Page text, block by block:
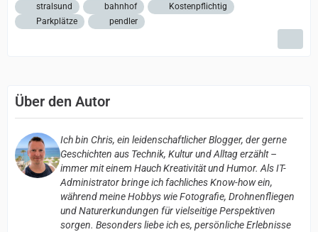
stralsund bahnhof
Kostenpflichtig
Parkplätze
pendler
Über den Autor
Ich bin Chris, ein leidenschaftlicher Blogger, der gerne
Geschichten aus Technik, Kultur und Alltag erzählt –
immer mit einem Hauch Kreativität und Humor. Als IT-
Administrator bringe ich fachliches Know-how ein,
während meine Hobbys wie Fotografie, Drohnenfliegen
und Naturerkundungen für vielseitige Perspektiven
sorgen. Besonders liebe ich es, persönliche Erlebnisse